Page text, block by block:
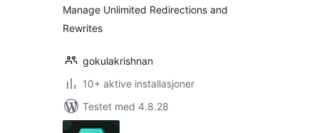
Manage Unlimited Redirections and
Rewrites
gokulakrishnan
10+ aktive installasjoner
Testet med 4.8.28